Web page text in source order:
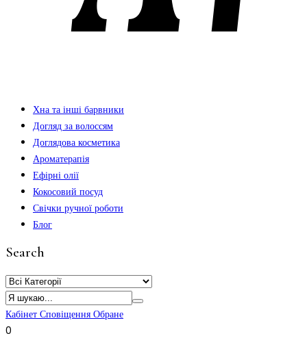
Хна та інші барвники
Догляд за волоссям
Доглядова косметика
Ароматерапія
Ефірні олії
Кокосовий посуд
Свічки ручної роботи
Блог
Search
Кабінет Сповіщення Обране
0